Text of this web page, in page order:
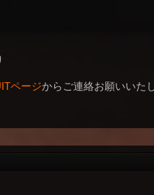
ページからご連絡お願いいた